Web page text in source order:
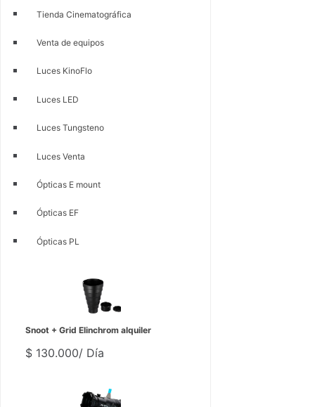
Tienda Cinematográfica
Venta de equipos
Luces KinoFlo
Luces LED
Luces Tungsteno
Luces Venta
Ópticas E mount
Ópticas EF
Ópticas PL
Snoot + Grid Elinchrom alquiler
$ 130.000/ Día